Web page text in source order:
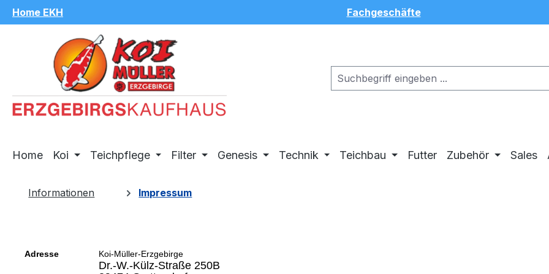
Hauptinhalt springen
Zur Suche springen
Zur Hauptnavigation springen
Home EKH Fachgeschäfte
Home Koi Teichpflege Filter Genesis Technik Teichbau Futter Zubehör Sales
Informationen Impressum
Adresse Koi-Müller-Erzgebirge
Dr.-W.-Külz-Straße 250B